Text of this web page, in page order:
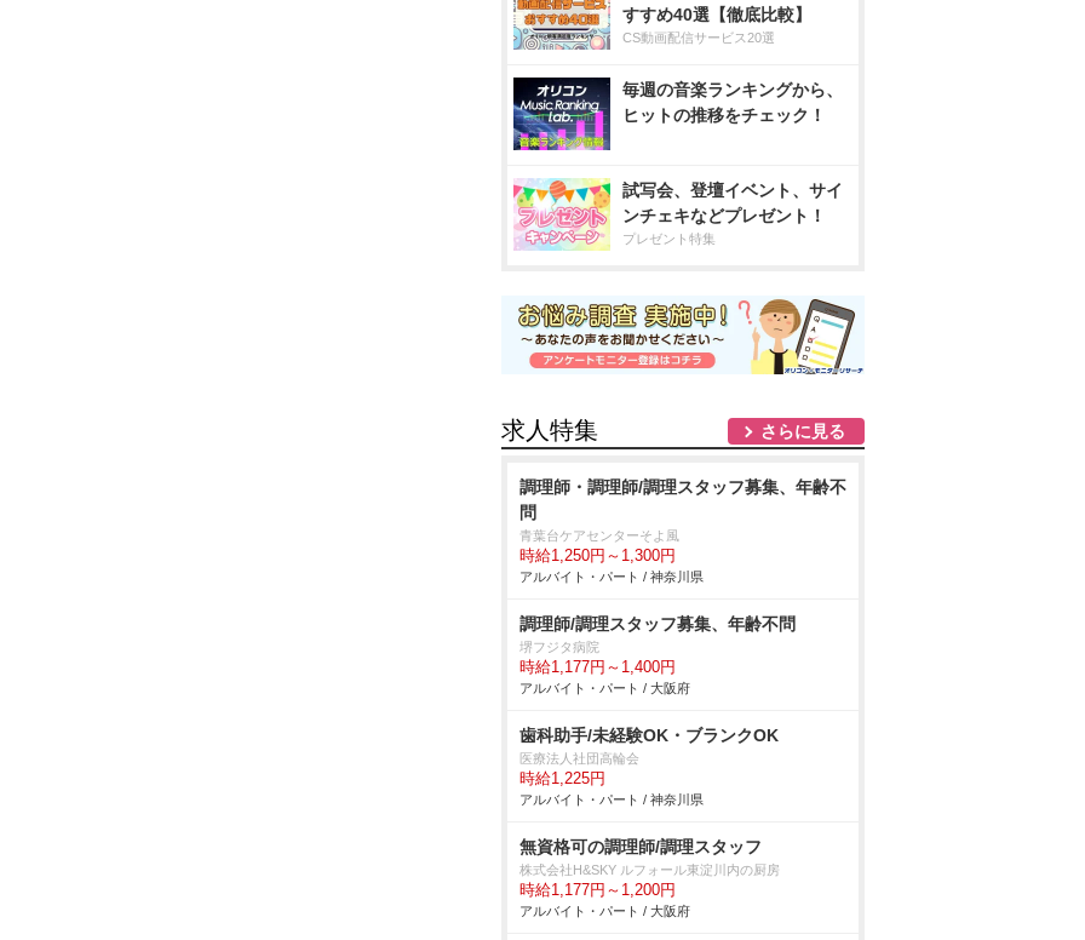
すすめ40選【徹底比較】
CS動画配信サービス20選
毎週の音楽ランキングから、
ヒットの推移をチェック！
試写会、登壇イベント、サイ
ンチェキなどプレゼント！
プレゼント特集
求人特集 さらに見る
調理師・調理師/調理スタッフ募集、年齢不
問
青葉台ケアセンターそよ風
時給1,250円～1,300円
アルバイト・パート / 神奈川県
調理師/調理スタッフ募集、年齢不問
堺フジタ病院
時給1,177円～1,400円
アルバイト・パート / 大阪府
歯科助手/未経験OK・ブランクOK
医療法人社団高輪会
時給1,225円
アルバイト・パート / 神奈川県
無資格可の調理師/調理スタッフ
株式会社H&SKY ルフォール東淀川内の厨房
時給1,177円～1,200円
アルバイト・パート / 大阪府